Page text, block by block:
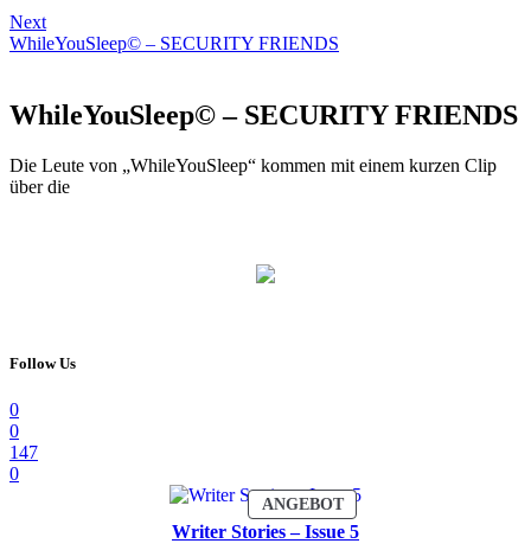
Next
WhileYouSleep© – SECURITY FRIENDS
WhileYouSleep© – SECURITY FRIENDS
Die Leute von „WhileYouSleep“ kommen mit einem kurzen Clip
über die
Follow Us
0
0
147
0
ANGEBOTPRODUKT
IM
ANGEBOT
Writer Stories – Issue 5